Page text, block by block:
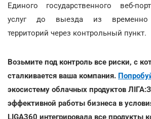
Единого государственного веб-
услуг до выезда из временно
территорий через контрольный пункт.
Возьмите под контроль все риски, с
сталкивается ваша компания.
экосистему облачных продуктов
эффективной работы бизнеса в
LIGA360 интегрировала все продукты